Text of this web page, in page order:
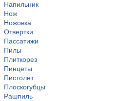
Напильник
Нож
Ножовка
Отвертки
Пассатижи
Пилы
Плиткорез
Пинцеты
Пистолет
Плоскогубцы
Рашпиль